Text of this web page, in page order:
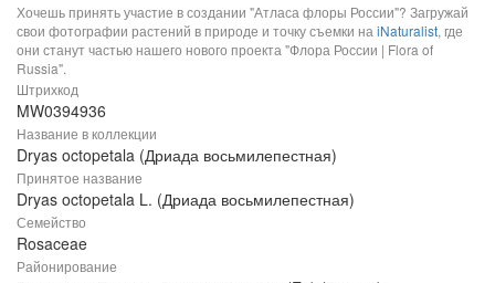
Хочешь принять участие в создании "Атласа флоры России"? Загружай
свои фотографии растений в природе и точку съемки на iNaturalist, где
они станут частью нашего нового проекта "Флора России | Flora of
Russia".
Штрихкод
MW0394936
Название в коллекции
Dryas octopetala (Дриада восьмилепестная)
Принятое название
Dryas octopetala L. (Дриада восьмилепестная)
Семейство
Rosaceae
Районирование